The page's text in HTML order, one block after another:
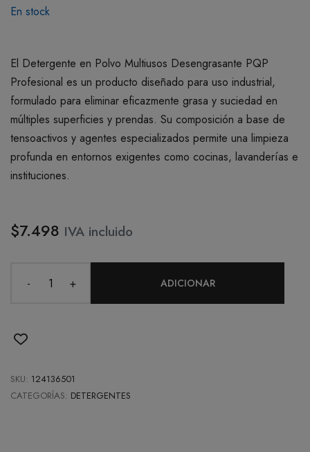
En stock
El Detergente en Polvo Multiusos Desengrasante PQP
Profesional es un producto diseñado para uso industrial,
formulado para eliminar eficazmente grasa y suciedad en
múltiples superficies y prendas. Su composición a base de
tensoactivos y agentes especializados permite una limpieza
profunda en entornos exigentes como cocinas, lavanderías e
instituciones.
$7.498 IVA incluido
- + ADICIONAR
SKU: 124136501
CATEGORÍAS: DETERGENTES